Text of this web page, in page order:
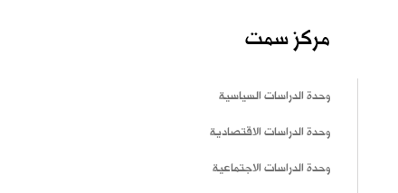
مركز سمت
وحدة الدراسات السياسية
وحدة الدراسات الاقتصادية
وحدة الدراسات الاجتماعية